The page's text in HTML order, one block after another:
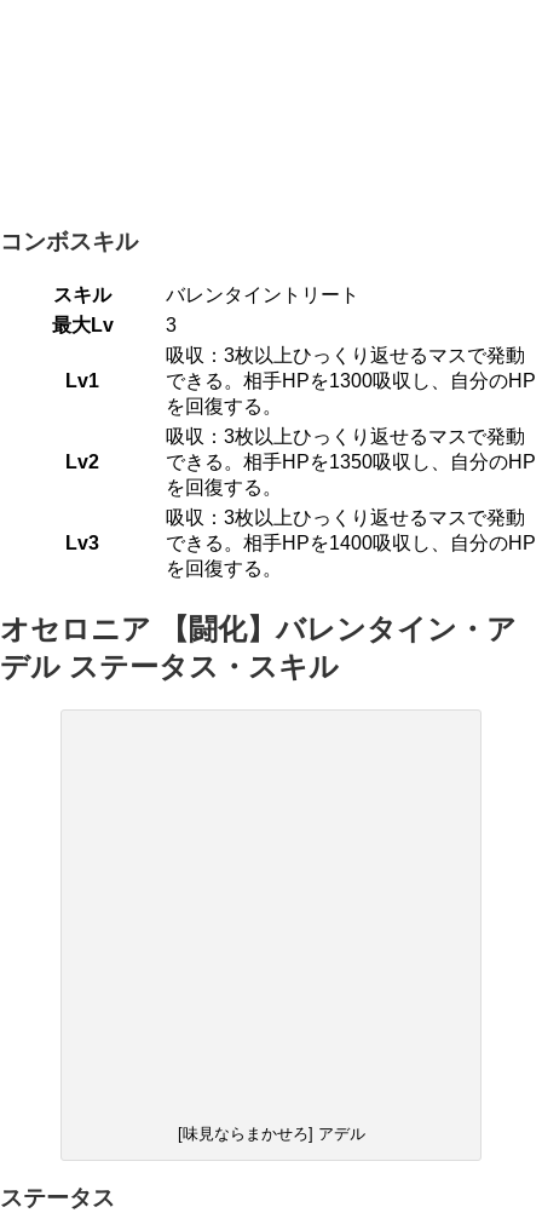
コンボスキル
スキル
バレンタイントリート
最大Lv
3
Lv1
吸収：3枚以上ひっくり返せるマスで発動
できる。相手HPを1300吸収し、自分のHP
を回復する。
Lv2
吸収：3枚以上ひっくり返せるマスで発動
できる。相手HPを1350吸収し、自分のHP
を回復する。
Lv3
吸収：3枚以上ひっくり返せるマスで発動
できる。相手HPを1400吸収し、自分のHP
を回復する。
オセロニア 【闘化】バレンタイン・ア
デル ステータス・スキル
[味見ならまかせろ] アデル
ステータス